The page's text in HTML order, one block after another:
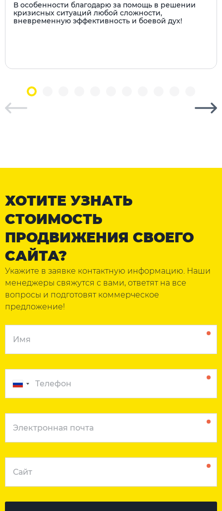
В особенности благодарю за помощь в решении
кризисных ситуаций любой сложности,
вневременную эффективность и боевой дух!
ХОТИТЕ УЗНАТЬ
СТОИМОСТЬ
ПРОДВИЖЕНИЯ СВОЕГО
САЙТА?
Укажите в заявке контактную информацию. Наши
менеджеры свяжутся с вами, ответят на все
вопросы и подготовят коммерческое
предложение!